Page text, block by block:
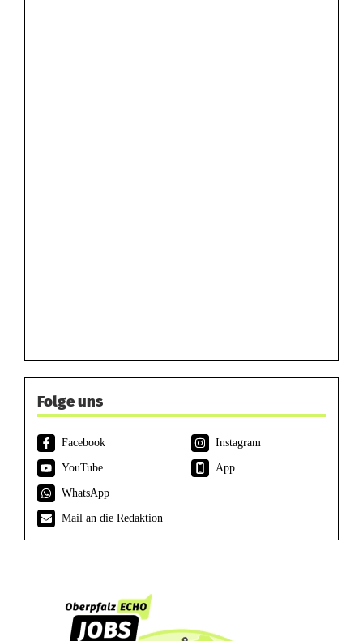
Folge uns
Facebook
Instagram
YouTube
App
WhatsApp
Mail an die Redaktion